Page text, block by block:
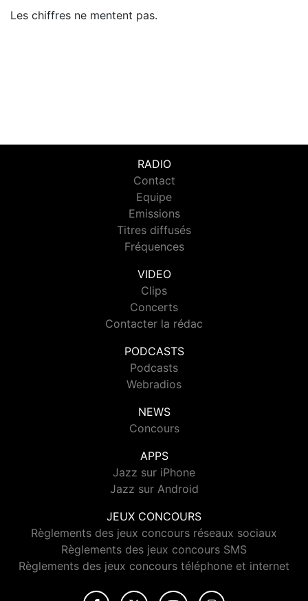
Les chiffres ne mentent pas.
RADIO
Contact
Equipe
Emissions
Titres diffusés
Fréquences
VIDEO
Clips
Concerts
Contacter la rédac
PODCASTS
Podcasts
Webradios
NEWS
Concours
APPS
Jazz sur iPhone
Jazz sur Android
JEUX CONCOURS
Règlements des jeux concours réseaux sociaux
Règlements des jeux concours SMS
Règlements des jeux concours téléphone et internet